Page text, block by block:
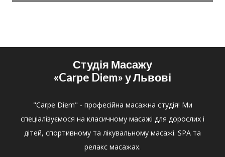
Студія Масажу
«Carpe Diem»у Львові
"Carpe Diem" - професійна масажна студія! Ми
спеціалізуємося на класичному масажі для дорослих і
дітей, спортивному та лікувальному масажі. SPA та
релакс масажах.